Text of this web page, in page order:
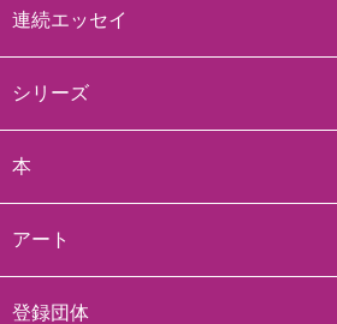
連続エッセイ
シリーズ
本
アート
登録団体